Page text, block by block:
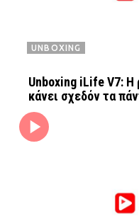
UNBOXING
Unboxing iLife V7: Η
κάνει σχεδόν τα